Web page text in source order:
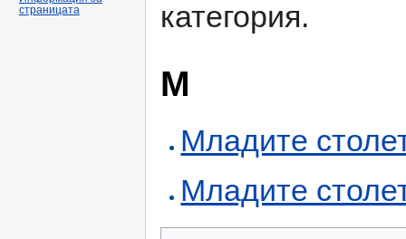
категория.
М
Младите
Младите
страницата